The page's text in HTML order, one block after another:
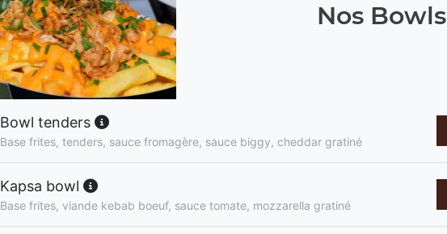
Nos Bowls
Bowl tenders
Base frites, tenders, sauce fromagère, sauce biggy, cheddar gratiné
Kapsa bowl
Base frites, viande kebab boeuf, sauce tomate, mozzarella gratiné